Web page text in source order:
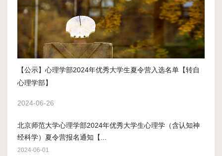
【公示】心理学部2024年优秀大学生夏令营入选名单【转自
心理学部】
2024-06-26
北京师范大学心理学部2024年优秀大学生心理学（含认知神
经科学）夏令营报名通知【...
2024-06-01